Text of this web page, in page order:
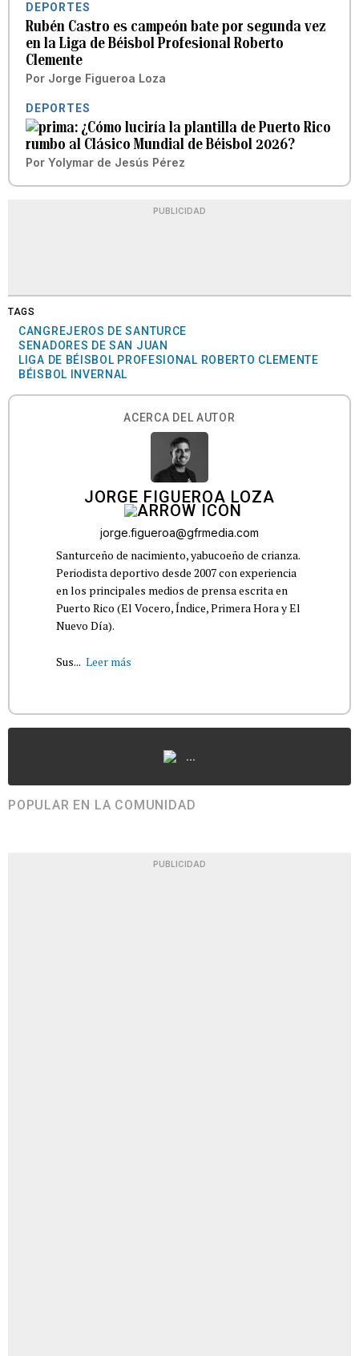
DEPORTES
Rubén Castro es campeón bate por segunda vez
en la Liga de Béisbol Profesional Roberto
Clemente
Por Jorge Figueroa Loza
DEPORTES
¿Cómo luciría la plantilla de Puerto Rico
rumbo al Clásico Mundial de Béisbol 2026?
Por Yolymar de Jesús Pérez
PUBLICIDAD
TAGS
CANGREJEROS DE SANTURCE
SENADORES DE SAN JUAN
LIGA DE BÉISBOL PROFESIONAL ROBERTO CLEMENTE
BÉISBOL INVERNAL
ACERCA DEL AUTOR
JORGE FIGUEROA LOZA
jorge.figueroa@gfrmedia.com
Santurceño de nacimiento, yabucoeño de crianza.
Periodista deportivo desde 2007 con experiencia
en los principales medios de prensa escrita en
Puerto Rico (El Vocero, Índice, Primera Hora y El
Nuevo Día).
Sus... Leer más
...
POPULAR EN LA COMUNIDAD
PUBLICIDAD